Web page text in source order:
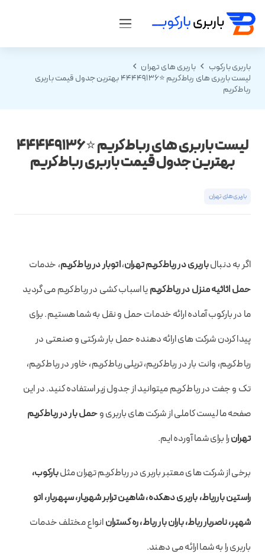
باربری بارکوب
باربری های تهران
لیست باربری های رباط‌کریم ⭐️44449136 بهترین جدول قیمت باربری
رباط‌کریم
لیست باربری های رباط‌کریم ⭐️44449136
بهترین جدول قیمت باربری رباط‌کریم
باربری های تهران
اگر به دنبالباربری در رباط‌کریم تهران،اتوبار در رباط‌کریم، خدمات
حمل اثاثیه منزل در رباط‌کریمیا اسباب کشی در رباط‌کریم می گردید
ما در بارکوب آماده ارائه خدمات حمل و نقل به شما هستیم. برای
پیدا کردن شرکت های ارائه دهنده حمل بار شرکتی و صنعتی در
رباط‌کریم، وانت بار در رباط‌کریم، تریلی رباط‌کریم، خاور در رباط‌کریم،
تک و جفت در رباط‌کریم میتوانید از جدول زیر استفاده کنید. در این
صفحه ما لیست کاملی از شرکت های باربری وحمل بار در رباط‌کریم
تهرانرا برای شما آورده ایم.
برخی از شرکت های معتبر باربری در رباط‌کریم تهران مثلبارکوب،
راستين باررباط، باربری دهکده، شاهين ترابر شهريار، سپهربار، اتو
شهپر، ناصربار رباط، باران بار رباط، ره گسترانانواع مختلف خدمات
باربری را به شما ارائه می دهند.